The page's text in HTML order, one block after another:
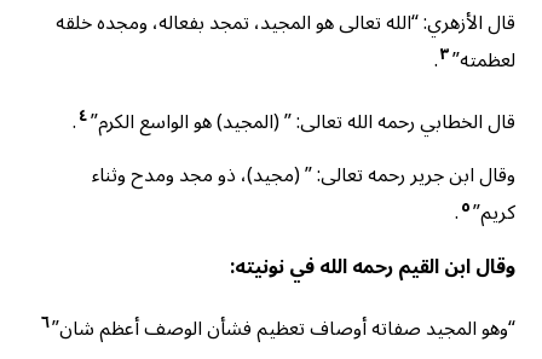
قال الأزهري: “الله تعالى هو المجيد، تمجد بفعاله، ومجده خلقه
لعظمته”٣.
قال الخطابي رحمه الله تعالى: ” (المجيد) هو الواسع الكرم”٤.
وقال ابن جرير رحمه تعالى: ” (مجيد)، ذو مجد ومدح وثناء
كريم”٥.
وقال ابن القيم رحمه الله في نونيته:
“وهو المجيد صفاته أوصاف تعظيم فشأن الوصف أعظم شان”٦